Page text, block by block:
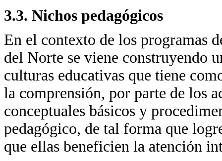
3.3. Nichos pedagógicos
En el contexto de los programas
del Norte se viene construyendo
culturas educativas que tiene
la comprensión, por parte de los
conceptuales básicos y
pedagógico, de tal forma que
que ellas beneficien la atención